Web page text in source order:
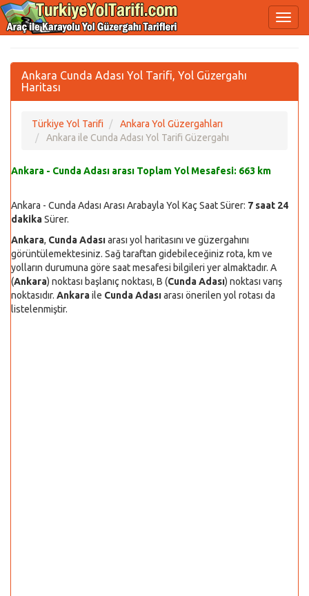
Ankara Cunda Adası Yol Tarifi, Yol Güzergahı
Haritası
Türkiye Yol Tarifi
Ankara Yol Güzergahları
Ankara ile Cunda Adası Yol Tarifi Güzergahı
Ankara - Cunda Adası arası Toplam Yol Mesafesi: 663 km
Ankara - Cunda Adası Arası Arabayla Yol Kaç Saat Sürer: 7 saat 24
dakikaSürer.
Ankara, Cunda Adasıarası yol haritasını ve güzergahını
görüntülemektesiniz. Sağ taraftan gidebileceğiniz rota, km ve
yolların durumuna göre saat mesafesi bilgileri yer almaktadır. A
(Ankara) noktası başlanıç noktası, B (Cunda Adası) noktası varış
noktasıdır. Ankaraile Cunda Adasıarası önerilen yol rotası da
listelenmiştir.